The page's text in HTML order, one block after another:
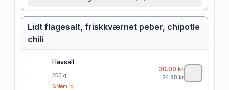
Lidt flagesalt, friskkværnet peber, chipotle
chili
Havsalt
250 g
Nemlig
30.00 kr
34.88kr